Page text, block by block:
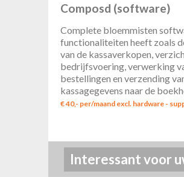
Composd (software)
Complete bloemmisten
functionaliteiten heeft zoals
van de kassaverkopen,
bedrijfsvoering, verwerking
bestellingen en verzending
kassagegevens naar de
€ 40,- per/maand excl. hardware -
Interessant voor